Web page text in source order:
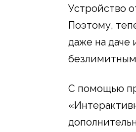
Устройство
Поэтому,
даже на даче
С помощью